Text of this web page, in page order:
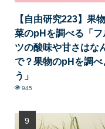
【自由研究223】果
菜のpHを調べる「フ
ツの酸味や甘さはな
で？果物のpHを調べ
う」
945